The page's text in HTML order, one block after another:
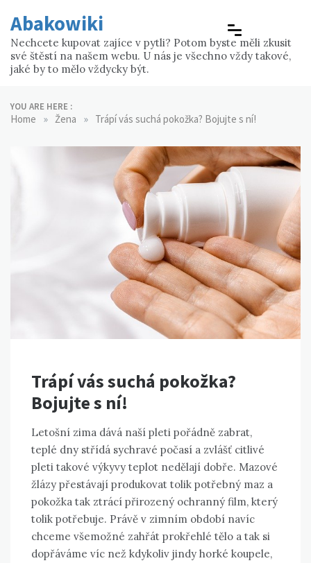
content
Abakowiki
Nechcete kupovat zajíce v pytli? Potom byste měli zkusit
své štěstí na našem webu. U nás je všechno vždy takové,
jaké by to mělo vždycky být.
YOU ARE HERE :
Home » Žena » Trápí vás suchá pokožka? Bojujte s ní!
Trápí vás suchá pokožka?
Bojujte s ní!
Letošní zima dává naší pleti pořádně zabrat,
teplé dny střídá sychravé počasí a zvlášť citlivé
pleti takové výkyvy teplot nedělají dobře. Mazové
žlázy přestávají produkovat tolik potřebný maz a
pokožka tak ztrácí přirozený ochranný film, který
tolik potřebuje. Právě v zimním období navíc
chceme všemožné zahřát prokřehlé tělo a tak si
dopřáváme víc než kdykoliv jindy horké koupele,